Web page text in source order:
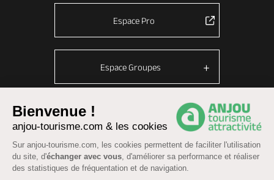
Bienvenue !
anjou-tourisme.com & les cookies
Sur anjou-tourisme.com, les cookies permettent de faciliter l'utilisation
du site, d'échanger avec vous, d'améliorer sa performance et réaliser
des statistiques de fréquentation et de navigation.
Espace Pro
Espace Groupes
© Anjou tourisme 2026 - Plan du site
Mentions légales -Données personnelles -Cookies
CGU Réservation -Accessibilité : partiellement conforme